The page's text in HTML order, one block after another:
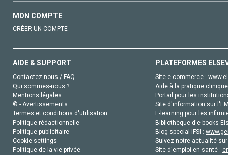
MON COMPTE
CRÉER UN COMPTE
AIDE & SUPPORT
Contactez-nous / FAQ
Qui sommes-nous ?
Mentions légales
© - Avertissements
Termes et conditions d'utilisation
Politique rédactionnelle
Politique publicitaire
Cookie settings
Politique de la vie privée
PLATEFORMES
Site e-commerce :
Aide à la pratique
Portail pour les
Site d'information sur
E-learning pour les
Bibliothèque d'e-books
Blog special IFSI :
Suivez notre actualité
Site d'emploi en santé :